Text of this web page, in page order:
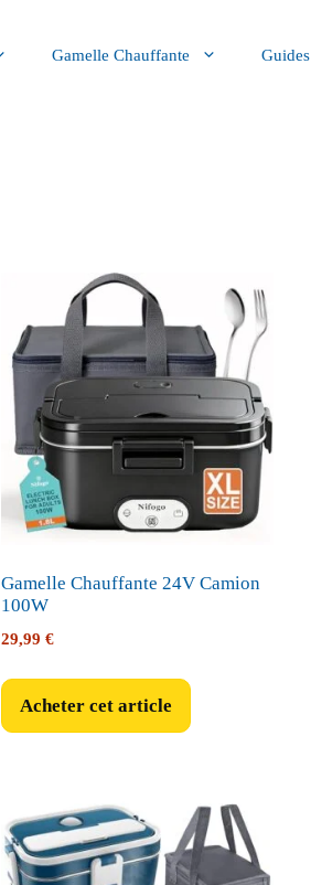
Gamelle Chauffante Guides
Gamelle Chauffante 24V Camion
100W
29,99 €
Acheter cet article